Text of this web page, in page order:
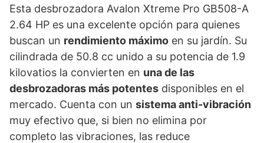
Esta desbrozadora Avalon Xtreme Pro GB508-A
2.64 HP es una excelente opción para quienes
buscan un rendimiento máximo en su jardín. Su
cilindrada de 50.8 cc unido a su potencia de 1.9
kilovatios la convierten en una de las
desbrozadoras más potentes disponibles en el
mercado. Cuenta con un sistema anti-vibración
muy efectivo que, si bien no elimina por
completo las vibraciones, las reduce